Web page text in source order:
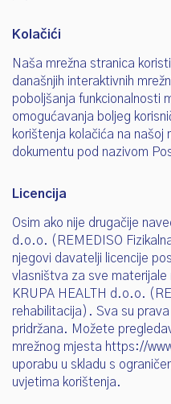
Kolačići
Naša mrežna stranica
današnjih interaktivnih
poboljšanja funkcionalnosti
omogućavanja boljeg
korištenja kolačića na našoj
dokumentu pod nazivom
Licencija
Osim ako nije drugačije
d.o.o. (REMEDISO
njegovi davatelji licencije
vlasništva za sve materijale
KRUPA HEALTH d.o.o.
rehabilitacija). Sva su
pridržana. Možete
mrežnog mjesta https://
uporabu u skladu s
uvjetima korištenja.